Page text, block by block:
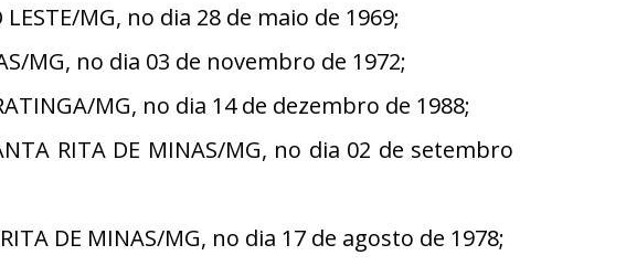
LESTE/MG, no dia 28 de maio de 1969;
MG, no dia 03 de novembro de 1972;
MG, no dia 14 de dezembro de 1988;
RITA DE MINAS/MG, no dia 02 de setembro
DE MINAS/MG, no dia 17 de agosto de 1978;